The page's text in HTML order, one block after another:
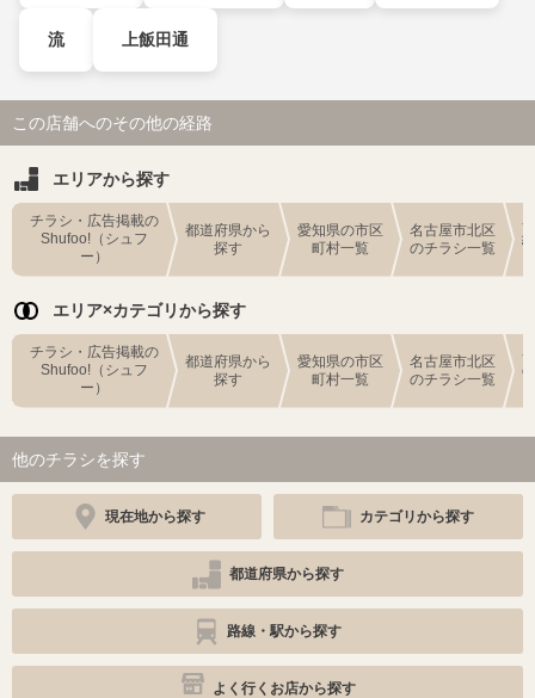
流 上飯田通
この店舗へのその他の経路
エリアから探す
チラシ・広告掲載の
Shufoo!（シュフ
ー）
都道府県から
探す
愛知県の市区
町村一覧
名古屋市北区
のチラシ一覧
エリア×カテゴリから探す
チラシ・広告掲載の
Shufoo!（シュフ
ー）
都道府県から
探す
愛知県の市区
町村一覧
名古屋市北区
のチラシ一覧
他のチラシを探す
現在地から探す カテゴリから探す
都道府県から探す
路線・駅から探す
よく行くお店から探す